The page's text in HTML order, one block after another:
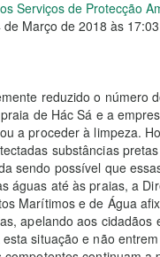
Serviços de Protecção
de Março de 2018 às 17:03
reduzido o número
de Hác Sá e a
a proceder à limpeza.
substâncias
sendo possível que
águas até às praias, a
Marítimos e de Água
apelando aos cidadãos
situação e não